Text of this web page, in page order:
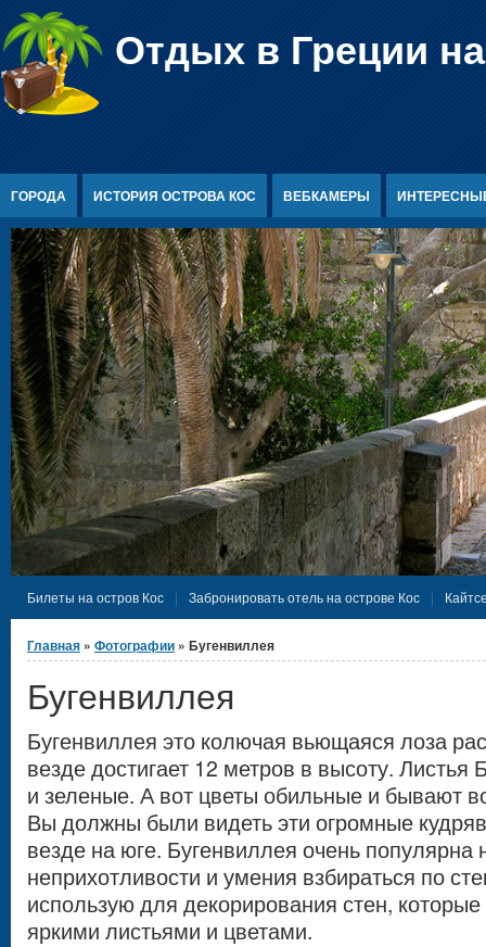
Перейти к содержимомуОтдых в Греции
ГОРОДА ИСТОРИЯ ОСТРОВА КОС ВЕБКАМЕРЫ
Билеты на остров Кос Забронировать отель на острове Кос
Вы здесь
Главная » Фотографии » Бугенвиллея
Бугенвиллея
Бугенвиллея это колючая вьющаяся лоза
везде достигает 12 метров в высоту. Листья
и зеленые. А вот цветы обильные и бывают
Вы должны были видеть эти огромные
везде на юге. Бугенвиллея очень популярна
неприхотливости и умения взбираться по
использую для декорирования стен,
яркими листьями и цветами.